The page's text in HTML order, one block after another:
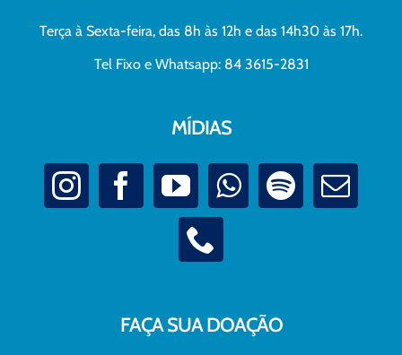
Terça à Sexta-feira, das 8h às 12h e das 14h30 às 17h.
Tel Fixo e Whatsapp: 84 3615-2831
MÍDIAS
FAÇA SUA DOAÇÃO